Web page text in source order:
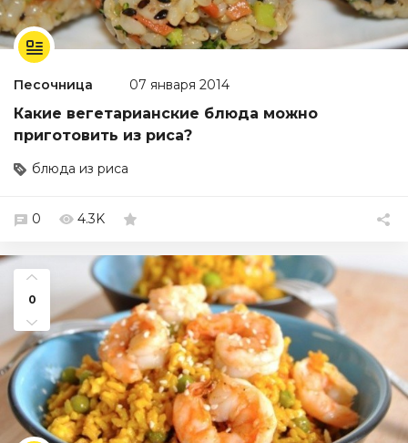
Песочница 07 января 2014
Какие вегетарианские блюда можно
приготовить из риса?
блюда из риса
0 4.3K
0